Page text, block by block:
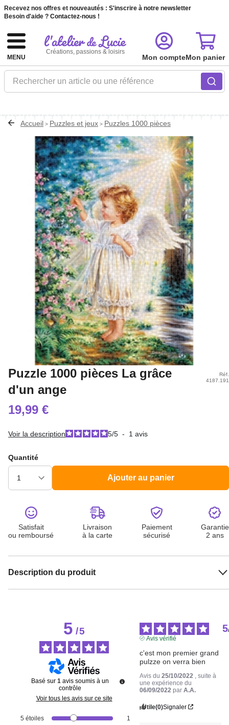
Recevez nos offres et nouveautés : S'inscrire à notre newsletter
Besoin d'aide ? Contactez-nous !
MENU
Créations, passions & loisirs
Rechercher un article ou une référence
Mon compteMon panier
Accueil > Puzzles et jeux > Puzzles 1000 pièces
Puzzle 1000 pièces La grâce
d'un ange
Réf.
4187.191
19,99 €
Voir la description 5/5 - 1 avis
Quantité
Ajouter au panier
Satisfait
ou remboursé
Livraison
à la carte
Paiement
sécurisé
Garantie
2 ans
Description du produit
5/5
Basé sur 1 avis soumis à un
contrôle
Voir tous les avis sur ce site
5 étoiles
1
5
Avis vérifié
c'est mon premier grand
pulzze on verra bien
Avis du25/10/2022
, suite à
une expérience du
06/09/2022 parA.A.
Utile(0)Signaler